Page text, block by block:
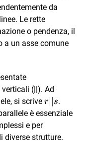
da
Le rette
o pendenza, il
a un asse comune
(||). Ad
si scrive r s.
è essenziale
e per
diverse strutture.